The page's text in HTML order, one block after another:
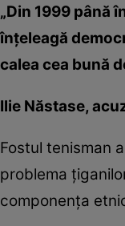
„Din 1999 până
înţeleagă
calea cea bună
Ilie Năstase,
Fostul tenisman
problema
componenţa